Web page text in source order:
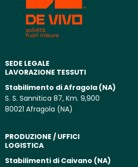
SEDE LEGALE
LAVORAZIONE TESSUTI
Stabilimento di Afragola (NA)
S. S. Sannitica 87, Km. 9,900
80021 Afragola (NA)
PRODUZIONE / UFFICI
LOGISTICA
Stabilimenti di Caivano (NA)